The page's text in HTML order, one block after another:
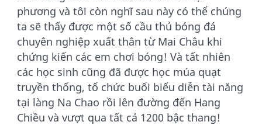
phương và tôi còn nghĩ sau này có thể chúng
ta sẽ thấy được một số cầu thủ bóng đá
chuyên nghiệp xuất thân từ Mai Châu khi
chứng kiến các em chơi bóng! Và tất nhiên
các học sinh cũng đã được học múa quạt
truyền thống, tổ chức buổi biểu diễn tài năng
tại làng Na Chao rồi lên đường đến Hang
Chiều và vượt qua tất cả 1200 bậc thang!